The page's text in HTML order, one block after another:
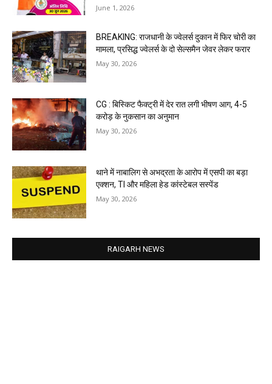
June 1, 2026
BREAKING: राजधानी के ज्वेलर्स दुकान में फिर चोरी का
मामला, प्रसिद्ध ज्वेलर्स के दो सेल्समैन जेवर लेकर फरार
May 30, 2026
CG : बिस्किट फैक्ट्री में देर रात लगी भीषण आग, 4-5
करोड़ के नुकसान का अनुमान
May 30, 2026
थाने में नाबालिग से अभद्रता के आरोप में एसपी का बड़ा
एक्शन, TI और महिला हेड कांस्टेबल सस्पेंड
May 30, 2026
RAIGARH NEWS